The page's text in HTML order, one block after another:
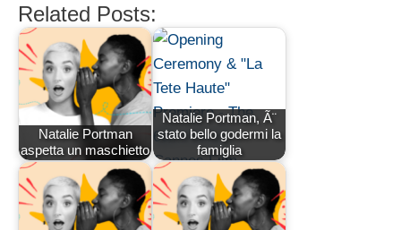
Related Posts:
Natalie Portman
aspetta un maschietto
Natalie Portman, Ã¨
stato bello godermi la
famiglia